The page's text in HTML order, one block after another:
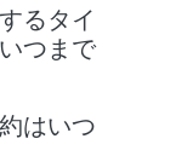
るタイ
つまで
はいつ